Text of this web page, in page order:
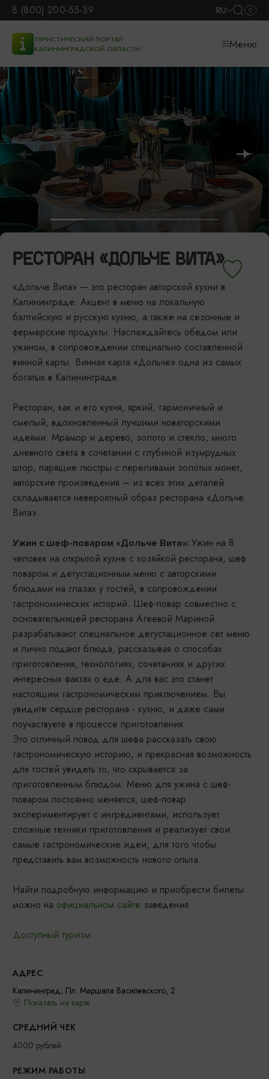
8 (800) 200-55-39 RU
ТУРИСТИЧЕСКИЙ ПОРТАЛ
КАЛИНИНГРАДСКОЙ ОБЛАСТИ
Меню
РЕСТОРАН «ДОЛЬЧЕ ВИТА»
«Дольче Вита» — это ресторан авторской кухни в
Калининграде. Акцент в меню на локальную
балтийскую и русскую кухню, а также на сезонные и
фермерские продукты. Наслаждайтесь обедом или
ужином, в сопровождении специально составленной
винной карты. Винная карта «Дольче» одна из самых
богатых в Калининграде.
Ресторан, как и его кухня, яркий, гармоничный и
смелый, вдохновленный лучшими новаторскими
идеями. Мрамор и дерево, золото и стекло, много
дневного света в сочетании с глубиной изумрудных
штор, парящие люстры с переливами золотых монет,
авторские произведения – из всех этих деталей
складывается невероятный образ ресторана «Дольче
Вита».
Ужин с шеф-поваром «Дольче Вита»: Ужин на 8
человек на открытой кухне с хозяйкой ресторана, шеф
поваром и дегустационным меню с авторскими
блюдами на глазах у гостей, в сопровождении
гастрономических историй. Шеф-повар совместно с
основательницей ресторана Агеевой Мариной
разрабатывают специальное дегустационное сет меню
и лично подают блюда, рассказывая о способах
приготовления, технологиях, сочетаниях и других
интересных фактах о еде. А для вас это станет
настоящим гастрономическим приключением. Вы
увидите сердце ресторана - кухню, и даже сами
поучаствуете в процессе приготовления.
Это отличный повод для шефа рассказать свою
гастрономическую историю, и прекрасная возможность
для гостей увидеть то, что скрывается за
приготовленным блюдом. Меню для ужина с шеф-
поваром постоянно меняется, шеф-повар
экспериментирует с ингредиентами, использует
сложные техники приготовления и реализует свои
самые гастрономические идеи, для того чтобы
представить вам возможность нового опыта.
Найти подробную информацию и приобрести билеты
можно на официальном сайте заведения.
Доступный туризм
АДРЕС
Калининград, Пл. Маршала Василевского, 2
Показать на карте
СРЕДНИЙ ЧЕК
4000 рублей
РЕЖИМ РАБОТЫ